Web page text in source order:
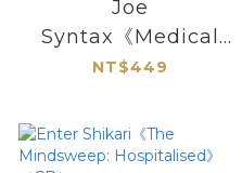
Joe
Syntax《Medical
Mix》（mixed CD）
NT$449